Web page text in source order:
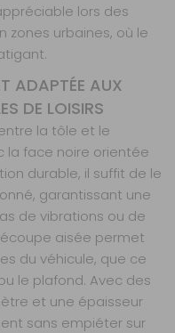
lors des
zones urbaines, où le
ADAPTÉE AUX
DE LOISIRS
la tôle et le
la face noire orientée
durable, il suffit de le
garantissant une
de vibrations ou de
aisée permet
du véhicule, que ce
le plafond. Avec des
et une épaisseur
sans empiéter sur